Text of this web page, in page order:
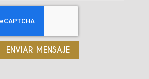
ENVIAR MENSAJE